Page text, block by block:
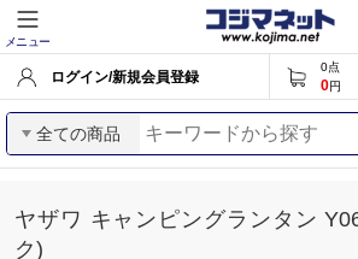
メニュー
ログイン/新規会員登録
0点
0円
全ての商品
ヤザワ キャンピングランタン
ク)